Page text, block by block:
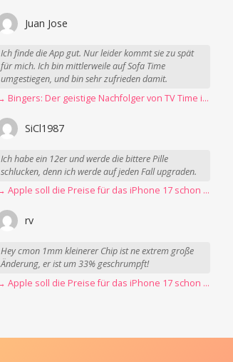
Juan Jose
Ich finde die App gut. Nur leider kommt sie zu spät
für mich. Ich bin mittlerweile auf Sofa Time
umgestiegen, und bin sehr zufrieden damit.
→ Bingers: Der geistige Nachfolger von TV Time ist da
SiCl1987
Ich habe ein 12er und werde die bittere Pille
schlucken, denn ich werde auf jeden Fall upgraden.
→ Apple soll die Preise für das iPhone 17 schon Montag erhöhen
rv
Hey cmon 1mm kleinerer Chip ist ne extrem große
Änderung, er ist um 33% geschrumpft!
→ Apple soll die Preise für das iPhone 17 schon Montag erhöhen